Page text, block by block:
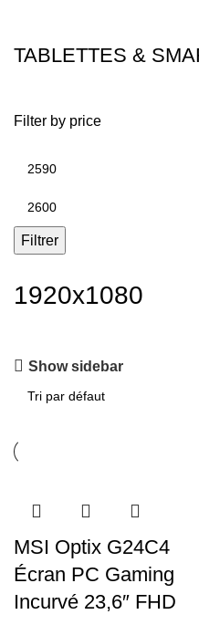
TABLETTES &
Filter by price
Filtrer
1920x1080
Show sidebar
MSI Optix G24C4
Écran PC Gaming
Incurvé 23,6″ FHD